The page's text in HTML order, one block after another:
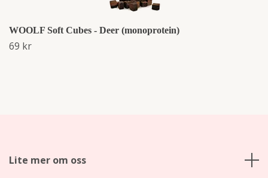
WOOLF Soft Cubes - Deer (monoprotein)
69 kr
Lite mer om oss